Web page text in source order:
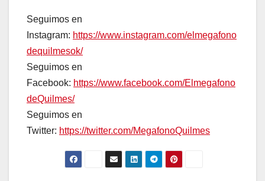
Seguimos en
Instagram: https://www.instagram.com/elmegafono
dequilmesok/
Seguimos en
Facebook: https://www.facebook.com/Elmegafono
deQuilmes/
Seguimos en
Twitter: https://twitter.com/MegafonoQuilmes